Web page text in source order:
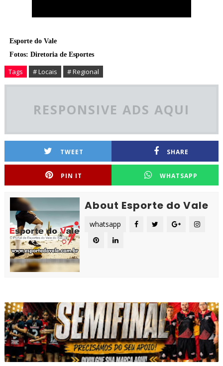
Esporte do Vale
Fotos: Diretoria de Esportes
Tags # Locais # Regional
RESPONSIVE ADS AQUI
TWEET SHARE
PIN IT WHATSAPP
About Esporte do Vale
whatsapp